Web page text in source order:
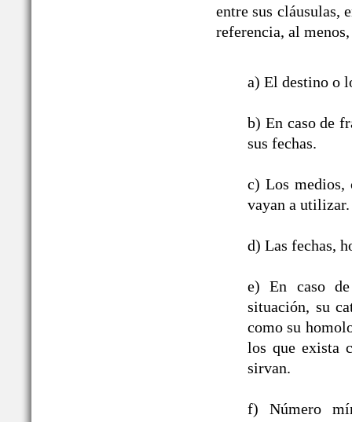
entre sus cláusulas,
referencia, al
a) El destino o
b) En caso de
sus fechas.
c) Los medios,
vayan a utilizar.
d) Las fechas,
e) En caso
situación, su
como su
los que exista
sirvan.
f) Número